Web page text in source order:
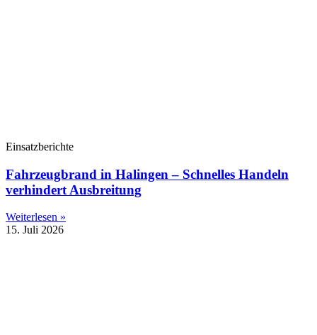
Einsatzberichte
Fahrzeugbrand in Halingen – Schnelles Handeln
verhindert Ausbreitung
Weiterlesen »
15. Juli 2026